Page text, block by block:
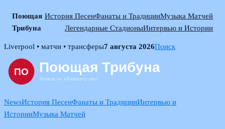
Поющая
Трибуна
История ПесенФанаты и ТрадицииМузыка Матчей
Легендарные СтадионыИнтервью и Истории
Skip
content
Liverpool • матчи • трансферы7 августа 2026Поиск
NewsИстория ПесенФанаты и ТрадицииИнтервью и
ИсторииМузыка Матчей